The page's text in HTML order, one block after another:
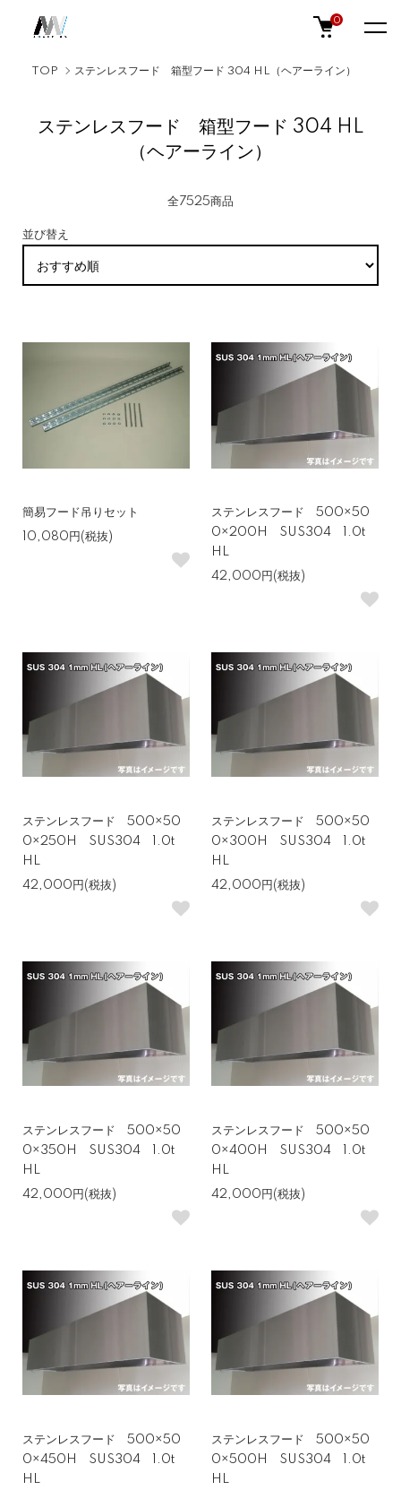
0
TOP ステンレスフード 箱型フード 304 HL（ヘアーライン）
ステンレスフード 箱型フード 304 HL
（ヘアーライン）
全7525商品
並び替え
簡易フード吊りセット
10,080円(税抜)
ステンレスフード 500×50
0×200H SUS304 1.0t
HL
42,000円(税抜)
ステンレスフード 500×50
0×250H SUS304 1.0t
HL
42,000円(税抜)
ステンレスフード 500×50
0×300H SUS304 1.0t
HL
42,000円(税抜)
ステンレスフード 500×50
0×350H SUS304 1.0t
HL
42,000円(税抜)
ステンレスフード 500×50
0×400H SUS304 1.0t
HL
42,000円(税抜)
ステンレスフード 500×50
0×450H SUS304 1.0t
HL
ステンレスフード 500×50
0×500H SUS304 1.0t
HL